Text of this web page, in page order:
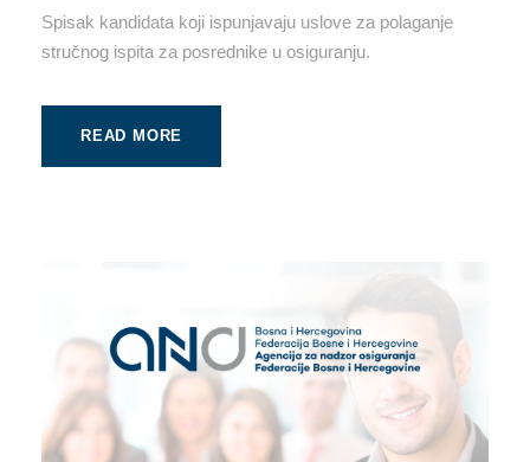
Spisak kandidata koji ispunjavaju uslove za polaganje
stručnog ispita za posrednike u osiguranju.
READ MORE